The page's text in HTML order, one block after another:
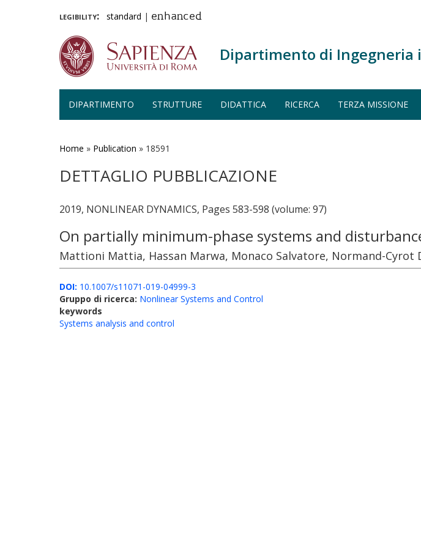
legibility: standard | enhanced
Dipartimento di
DIPARTIMENTO STRUTTURE DIDATTICA RICERCA TERZA MISSIONE
Home » Publication » 18591
DETTAGLIO PUBBLICAZIONE
2019, NONLINEAR DYNAMICS, Pages 583-598 (volume: 97)
On partially minimum-phase systems and
Mattioni Mattia, Hassan Marwa, Monaco Salvatore, Normand-Cyrot
DOI: 10.1007/s11071-019-04999-3
Gruppo di ricerca: Nonlinear Systems and Control
keywords
Systems analysis and control